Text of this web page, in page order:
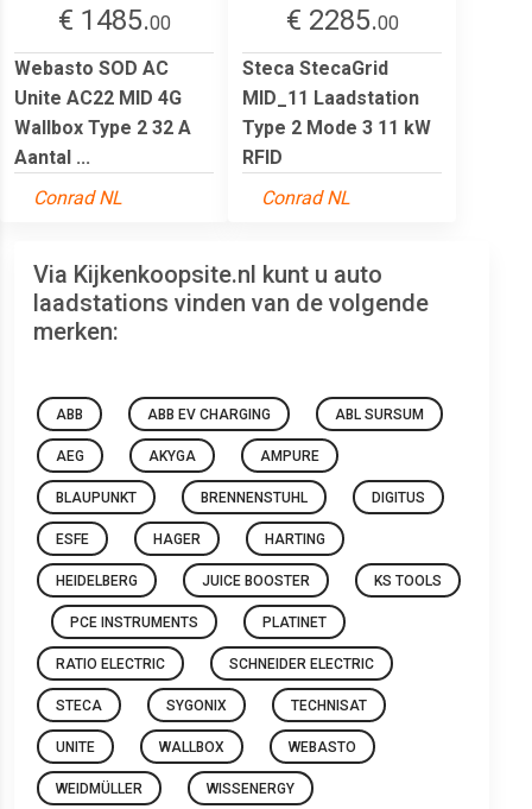
€ 1485.00
Webasto SOD AC
Unite AC22 MID 4G
Wallbox Type 2 32 A
Aantal ...
Conrad NL
€ 2285.00
Steca StecaGrid
MID_11 Laadstation
Type 2 Mode 3 11 kW
RFID
Conrad NL
Via Kijkenkoopsite.nl kunt u auto
laadstations vinden van de volgende
merken:
ABB ABB EV CHARGING ABL SURSUM
AEG AKYGA AMPURE
BLAUPUNKT BRENNENSTUHL DIGITUS
ESFE HAGER HARTING
HEIDELBERG JUICE BOOSTER KS TOOLS
PCE INSTRUMENTS PLATINET
RATIO ELECTRIC SCHNEIDER ELECTRIC
STECA SYGONIX TECHNISAT
UNITE WALLBOX WEBASTO
WEIDMÜLLER WISSENERGY